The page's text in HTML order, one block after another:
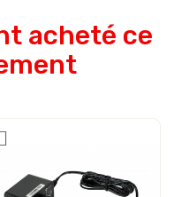
acheté ce